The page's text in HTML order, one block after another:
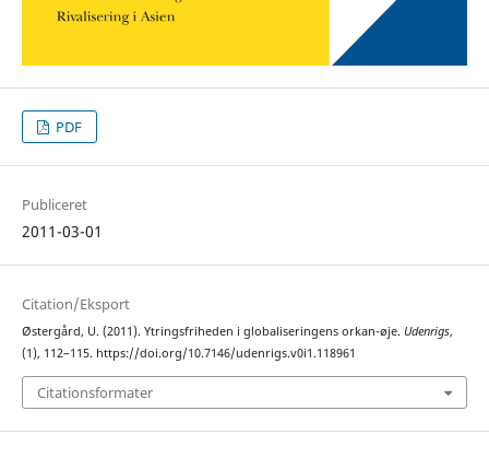
PDF
Publiceret
2011-03-01
Citation/Eksport
Østergård, U. (2011). Ytringsfriheden i globaliseringens orkan-øje. Udenrigs,
(1), 112–115. https://doi.org/10.7146/udenrigs.v0i1.118961
Citationsformater